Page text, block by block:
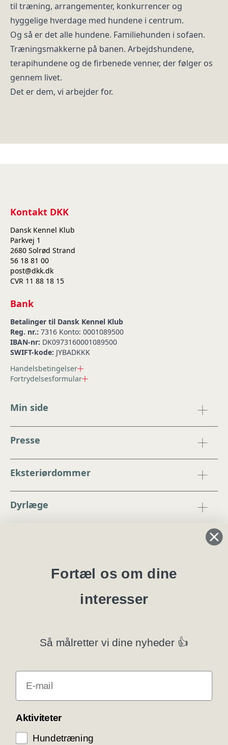
til træning, arrangementer, konkurrencer og
hyggelige hverdage med hundene i centrum.
Og så er det alle hundene. Familiehunden i sofaen.
Træningsmakkerne på banen. Arbejdshundene,
terapihundene og de firbenede venner, der følger os
gennem livet.
Det er dem, vi arbejder for.
Vi bruger cookies til teknisk funktionalitet samt
Kontakt DKK
Dansk Kennel Klub
Parkvej 1
2680 Solrød Strand
56 18 81 00
post@dkk.dk
CVR 11 88 18 15
Bank
Betalinger til Dansk Kennel Klub
Reg. nr.: 7316 Konto: 0001089500
IBAN-nr: DK0973160001089500
SWIFT-kode: JYBADKKK
Handelsbetingelser
Fortrydelsesformular
Min side
Presse
Eksteriørdommer
Dyrlæge
Blanketter
Privatlivspolitik
Få rabat som DKK medlem
Fortæl os om dine
interesser
Så målretter vi dine nyheder 👍
E-mail
Aktiviteter
Hundetræning